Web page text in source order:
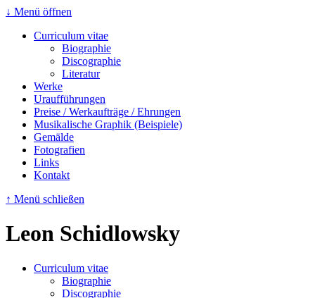
↓ Menü öffnen
Curriculum vitae
Biographie
Discographie
Literatur
Werke
Uraufführungen
Preise / Werkaufträge / Ehrungen
Musikalische Graphik (Beispiele)
Gemälde
Fotografien
Links
Kontakt
↑ Menü schließen
Leon Schidlowsky
Curriculum vitae
Biographie
Discographie